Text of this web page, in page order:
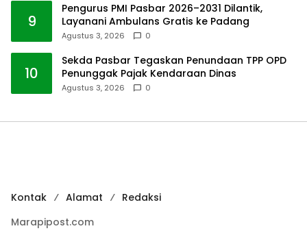
9
Pengurus PMI Pasbar 2026–2031 Dilantik,
Layanani Ambulans Gratis ke Padang
Agustus 3, 2026 0
10
Sekda Pasbar Tegaskan Penundaan TPP OPD
Penunggak Pajak Kendaraan Dinas
Agustus 3, 2026 0
Kontak Alamat
Redaksi
Marapipost.com